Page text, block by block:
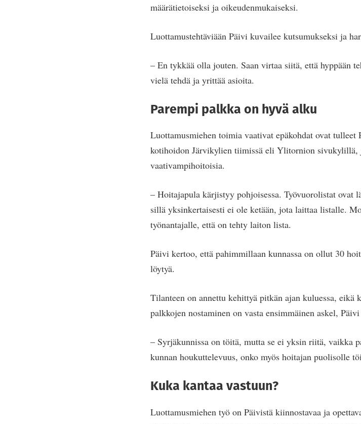
määrätietoiseksi ja oikeudenmukaiseksi.
Luottamustehtäviään Päivi kuvailee kutsumukseksi ja
– En tykkää olla jouten. Saan virtaa siitä, että hyppään
vielä tehdä ja yrittää asioita.
Parempi palkka on hyvä alku
Luottamusmiehen toimia vaativat epäkohdat ovat tulleet
kotihoidon Järvikylien tiimissä eli Ylitornion sivukylillä,
vaativampihoitoisia.
– Hoitajapula kärjistyy pohjoisessa. Työvuorolistat ovat
sillä yksinkertaisesti ei ole ketään, jota laittaa listalle.
työnantajalle, että on tehty laiton lista.
Päivi kertoo, että pahimmillaan kunnassa on ollut 30
löytyä.
Tilanteen on annettu kehittyä pitkän ajan kuluessa, eikä
palkkojen nostaminen on vasta ensimmäinen askel, Päivi
– Syrjäkunnissa on töitä, mutta se ei yksin riitä, vaikka
kunnan houkuttelevuus, onko myös hoitajan puolisolle
Kuka kantaa vastuun?
Luottamusmiehen työ on Päivistä kiinnostavaa ja